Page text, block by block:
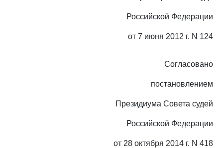
Российской Федерации
от 7 июня 2012 г. N 124
Согласовано
постановлением
Президиума Совета судей
Российской Федерации
от 28 октября 2014 г. N 418